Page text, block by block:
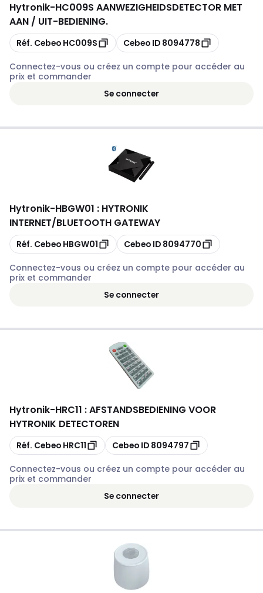
Hytronik-HC009S AANWEZIGHEIDSDETECTOR MET
AAN / UIT-BEDIENING.
Copier
Réf. Cebeo HC009S Copier
Cebeo ID 8094778
Connectez-vous ou créez un compte pour accéder au
prix et commander
Se connecter
Hytronik-HBGW01 : HYTRONIK
INTERNET/BLUETOOTH GATEWAY
Copier
Réf. Cebeo HBGW01 Copier
Cebeo ID 8094770
Connectez-vous ou créez un compte pour accéder au
prix et commander
Se connecter
Hytronik-HRC11 : AFSTANDSBEDIENING VOOR
HYTRONIK DETECTOREN
Copier
Réf. Cebeo HRC11 Copier
Cebeo ID 8094797
Connectez-vous ou créez un compte pour accéder au
prix et commander
Se connecter